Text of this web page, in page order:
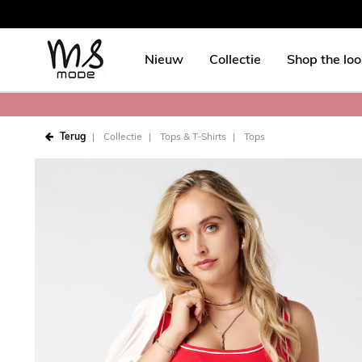
Nieuw Collectie Shop the
Terug Collectie Tops & T-Shirts Tops